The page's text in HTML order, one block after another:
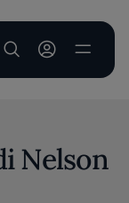
User account
Nelson